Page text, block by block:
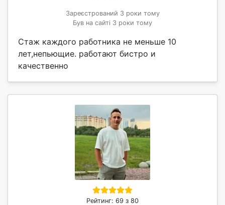
Зареєстрований 3 роки тому
Був на сайті 3 роки тому
Стаж каждого работника не меньше 10
лет,непьющие. работают бистро и
качественно
Рейтинг: 69 з 80